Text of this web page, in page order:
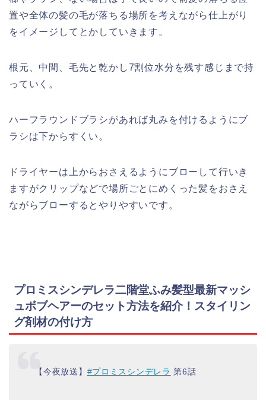
置や全体の髪の毛が落ちる場所を考えながら仕上がり
をイメージしてとかしていきます。
根元、中間、毛先と乾かし7割位水分を残す感じまで持
っていく。
ハーフラウンドブラシがあれば丸みを付けるようにブ
ラシは下からすくい。
ドライヤーは上からおさえるようにブローして行いき
ますがクリップなどで場所ごとにめくった髪をおさえ
ながらブローするとやりやすいです。
プロミスシンデレラ二階堂ふみ髪型最新マッシ
ュボブヘアーのセット方法を紹介！スタイリン
グ剤材の付け方
【今夜放送】 #プロミスシンデレラ 第6話